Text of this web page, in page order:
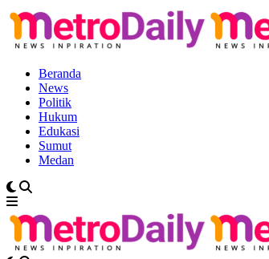
Beranda
News
Politik
Hukum
Edukasi
Sumut
Medan